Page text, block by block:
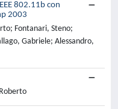
802.11b con
2003
Fontanari, Steno;
Gabriele; Alessandro,